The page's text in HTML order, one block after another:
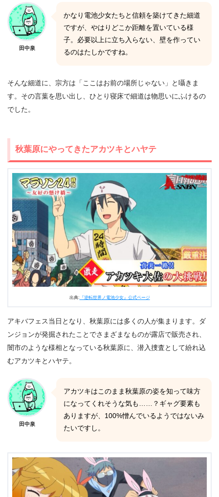
田中泉
かなり電池少女たちと信頼を築けてきた細道
ですが、やはりどこか距離を置いている様
子。必要以上に立ち入らない、壁を作ってい
るのはたしかですね。
そんな細道に、宗方は「ここはお前の場所じゃない」と囁きま
す。その言葉を思い出し、ひとり寝床で細道は物思いにふけるの
でした。
秋葉原にやってきたアカツキとハヤテ
出典: 『逆転世界ノ電池少女』公式ページ
アキバフェス当日となり、秋葉原には多くの人が集まります。ダ
ンジョンが発掘されたことでさまざまなものが露店で販売され、
闇市のような様相となっている秋葉原に、潜入捜査として紛れ込
むアカツキとハヤテ。
田中泉
アカツキはこのまま秋葉原の姿を知って味方
になってくれそうな気も……？ギャグ要素も
ありますが、100%憎んでいるようではないみ
たいですし。